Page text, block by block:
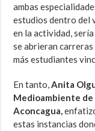
ambas
estudios dentro del
en la actividad,
se abrieran
más estudiantes
En tanto,Anita
Medioambiente de
Aconcagua,
estas instancias